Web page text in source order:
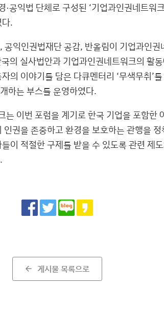
·공익법 단체로 구성된 ‘기업과인권네트워
.
공익인권법재단 공감, 반올림이 기업과인권
의 실사법안과 기업과인권네트워크의 활
의 이야기를 담은 다큐멘터리 ‘무색무취’
하는 부스를 운영하였다.
는 이번 포럼을 계기로 한국 기업을 포함한
권을 존중하고 환경을 보호하는 관행을
이 적절한 구제를 받을 수 있도록 관련 제
Share
arrow_back 게시물 목록으로